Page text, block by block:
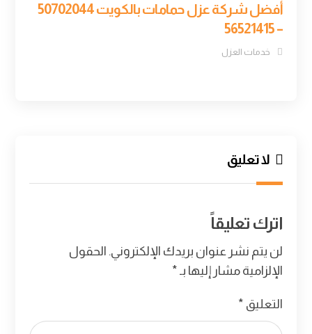
أفضل شركة عزل حمامات بالكويت 50702044
– 56521415
خدمات العزل
لا تعليق
اترك تعليقاً
لن يتم نشر عنوان بريدك الإلكتروني. الحقول
الإلزامية مشار إليها بـ *
التعليق *